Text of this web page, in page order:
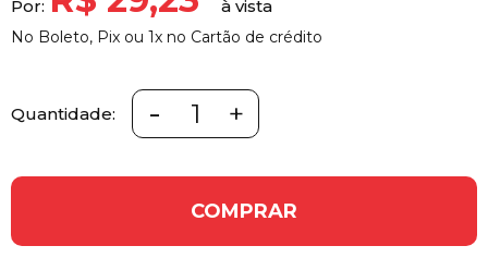
Por:
No Boleto, Pix ou 1x no Cartão de crédito
Quantidade: - +
COMPRAR